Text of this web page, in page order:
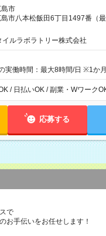
市
市八本松飯田6丁目1497番（
イルラボラトリー株式会社
実働時間：最大8時間/日 ※1か
時間以内） 夜勤：17:00-翌
/ 日払いOK / 副業・Wワーク
応募する
で
お手伝いをお任せします！